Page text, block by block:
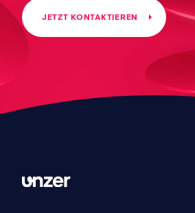
JETZT KONTAKTIEREN